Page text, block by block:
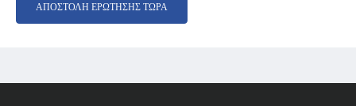
ΑΠΟΣΤΟΛΉ ΕΡΏΤΗΣΗΣ ΤΏΡΑ